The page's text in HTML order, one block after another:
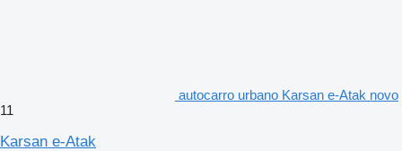
autocarro urbano Karsan e-Atak novo
11
Karsan e-Atak